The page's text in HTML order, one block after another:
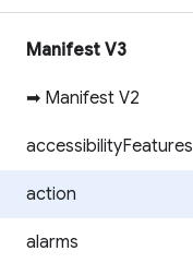
Manifest V3
➡ Manifest V2
accessibilityFeatures
action
alarms